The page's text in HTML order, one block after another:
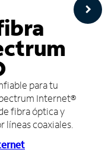
para tu
Internet®
fibra óptica y
líneas coaxiales.